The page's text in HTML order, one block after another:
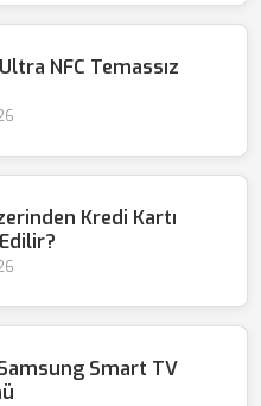
NFC Temassız
Kredi Kartı
Smart TV